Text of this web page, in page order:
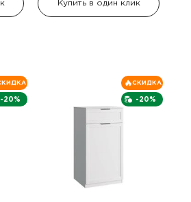
Купить в один клик
-20% -20%
СКИДКА